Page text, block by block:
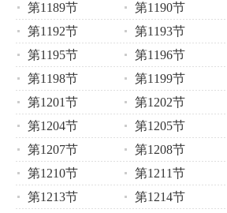
第1189节
第1190节
第1192节
第1193节
第1195节
第1196节
第1198节
第1199节
第1201节
第1202节
第1204节
第1205节
第1207节
第1208节
第1210节
第1211节
第1213节
第1214节